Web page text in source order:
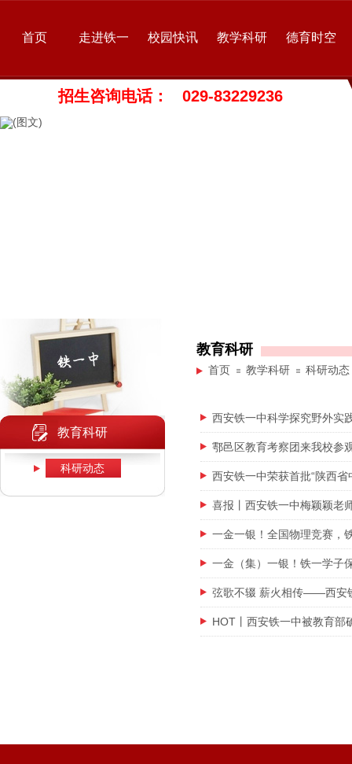
首页 走进铁一 校园快讯 教学科研 德育时空
招生咨询电话： 029-83229236
教育科研
科研动态
教育科研
首页 教学科研 科研动态
西安铁一中科学探究野外实
鄠邑区教育考察团来我校参
西安铁一中荣获首批“陕西
喜报丨西安铁一中梅颖颖老
一金一银！全国物理竞赛，
一金（集）一银！铁一学子
弦歌不辍 薪火相传——西安
HOT丨西安铁一中被教育部